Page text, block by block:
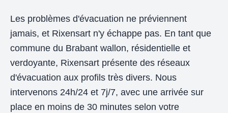
Les problèmes d'évacuation ne préviennent
jamais, et Rixensart n'y échappe pas. En tant que
commune du Brabant wallon, résidentielle et
verdoyante, Rixensart présente des réseaux
d'évacuation aux profils très divers. Nous
intervenons 24h/24 et 7j/7, avec une arrivée sur
place en moins de 30 minutes selon votre